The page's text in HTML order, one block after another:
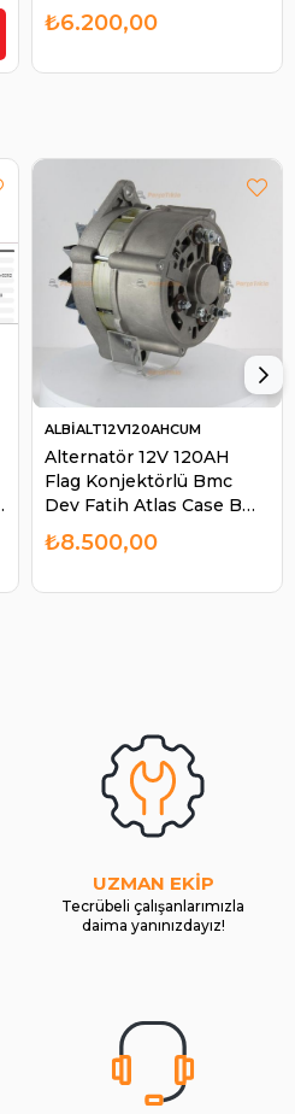
Kepçe Hidromek Kepçe
₺6.200,00
Alternatör 12V 120AH
Flag Konjektörlü Bmc
Dev Fatih Atlas Case Bmc
ALBİ ALT12V120AHCUM
ALBİALT12V120AHCUM
₺8.500,00
UZMAN EKİP
Tecrübeli çalışanlarımızla
daima yanınızdayız!